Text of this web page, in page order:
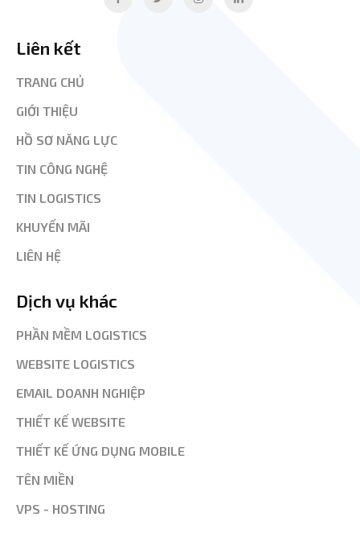
Liên kết
TRANG CHỦ
GIỚI THIỆU
HỒ SƠ NĂNG LỰC
TIN CÔNG NGHỆ
TIN LOGISTICS
KHUYẾN MÃI
LIÊN HỆ
Dịch vụ khác
PHẦN MỀM LOGISTICS
WEBSITE LOGISTICS
EMAIL DOANH NGHIỆP
THIẾT KẾ WEBSITE
THIẾT KẾ ỨNG DỤNG MOBILE
TÊN MIỀN
VPS - HOSTING